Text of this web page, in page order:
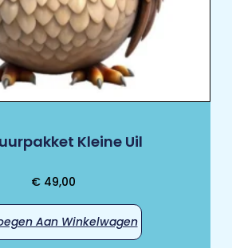
Kleine Uil
€ 49,00
Aan Winkelwagen